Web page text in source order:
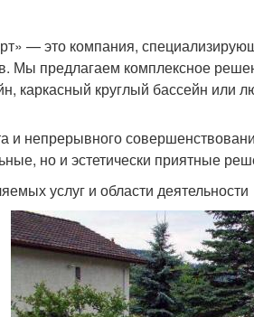
— это компания,
Мы предлагаем комплексное
каркасный круглый бассейн или
и непрерывного
но и эстетически приятные
услуг и области деятельности